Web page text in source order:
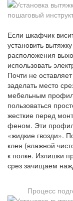
Если шкафчик
установить
расположения
использовать
Почти не
заделать место
мебельным
пользоваться
жесткие перед
феном. Эти
«жидкие гвозди».
клея (влажной
к полке. Излишки
срез зачищаем
Процесс